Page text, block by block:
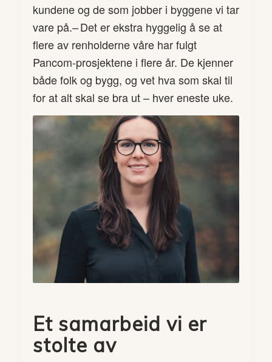
kundene og de som jobber i byggene vi tar
vare på.– Det er ekstra hyggelig å se at
flere av renholderne våre har fulgt
Pancom-prosjektene i flere år. De kjenner
både folk og bygg, og vet hva som skal til
for at alt skal se bra ut – hver eneste uke.
Et samarbeid vi er
stolte av